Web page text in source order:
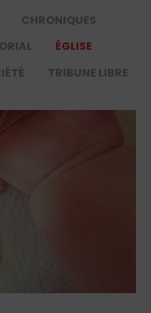
CHRONIQUES
ÉGLISE
TRIBUNE LIBRE